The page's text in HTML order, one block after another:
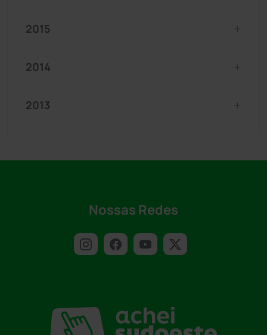
2015
2014
2013
Nossas Redes